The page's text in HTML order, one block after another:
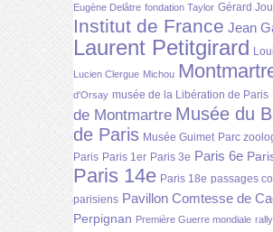
Eugène Delâtre fondation Taylor Gérard
Institut de France Jean
Laurent Petitgirard
Lucien Clergue Michou
d'Orsay musée de la Libération de Paris
de Montmartre Musée du
de Paris Musée Guimet Parc
Paris Paris 1er Paris 3e Paris 6e
Paris 14e Paris 18e passages
parisiens Pavillon Comtesse de
Perpignan Première Guerre mondiale